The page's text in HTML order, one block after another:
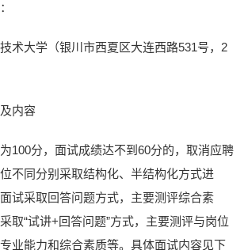
术大学（银川市西夏区大连西路531号，2
内容
100分，面试成绩达不到60分的，取消应聘
不同分别采取结构化、半结构化方式进
试采取回答问题方式，主要测评综合素
取“试讲+回答问题”方式，主要测评与岗位
业能力和综合素质等。具体面试内容见下